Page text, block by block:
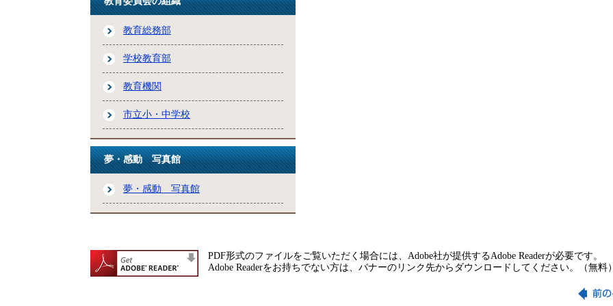
教育総務部
学校教育部
教育機関
市立小・中学校
夢・感動 写真館
夢・感動 写真館
PDF形式のファイルをご覧いただく場合には、Adobe社が提供するAdobe Readerが必要です。
Adobe Readerをお持ちでない方は、バナーのリンク先からダウンロードしてください。（無料